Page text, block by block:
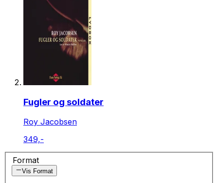
Fugler og soldater
Roy Jacobsen
349,-
Format
Vis Format